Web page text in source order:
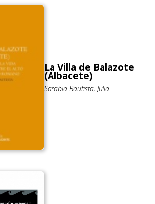
La Villa de Balazote
(Albacete)
Sarabia Bautista, Julia